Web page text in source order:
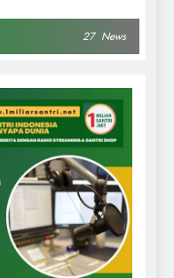
27 News